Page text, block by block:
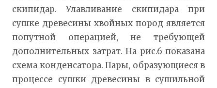
скипидар. Улавливание скипидара при
сушке древесины хвойных пород является
попутной операцией, не требующей
дополнительных затрат. На рис.6 показана
схема конденсатора. Пары, образующиеся в
процессе сушки древесины в сушильной